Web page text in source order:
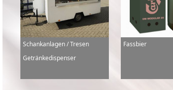
Schankanlagen / Tresen
Getränkedispenser
Fassbier